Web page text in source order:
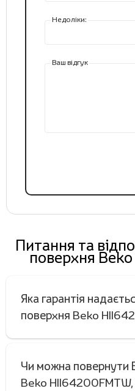
Недоліки:
Ваш відгук
Питання та
поверхня
Яка гарантія
поверхня Beko
Чи можна повернути
Beko HII64200FMTW,